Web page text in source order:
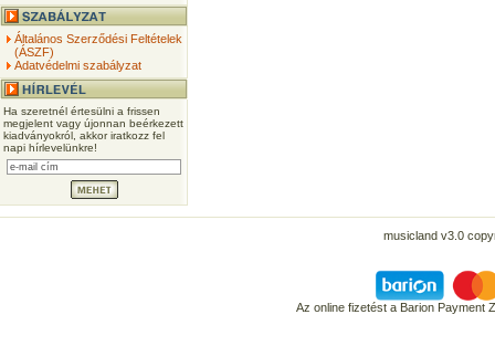
Általános Szerződési Feltételek
(ÁSZF)
Adatvédelmi szabályzat
Ha szeretnél értesülni a frissen
megjelent vagy újonnan beérkezett
kiadványokról, akkor iratkozz fel
napi hírlevelünkre!
musicland v3.0
Az online fizetést a Barion Payment